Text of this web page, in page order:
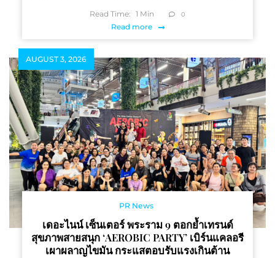
Read Time: 1 Min 0
Read more
AUGUST 3, 2026
PR News
เดอะไนน์ เซ็นเตอร์ พระราม 9 ตอกย้ำเทรนด์
สุขภาพสายสนุก ‘AEROBIC PARTY’ เบิร์นแคลอรี
เผาผลาญไขมัน กระแสตอบรับแรงเกินต้าน